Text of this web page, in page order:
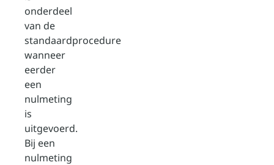
onderdeel
van de
standaardprocedure
wanneer
eerder
een
nulmeting
is
uitgevoerd.
Bij een
nulmeting